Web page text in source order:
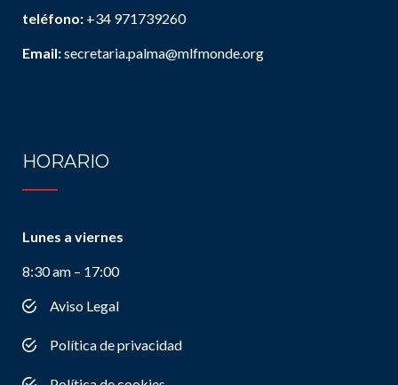
teléfono: +34 971739260
Email:secretaria.palma@mlfmonde.org
HORARIO
Lunes a viernes
8:30 am – 17:00
Aviso Legal
Política de privacidad